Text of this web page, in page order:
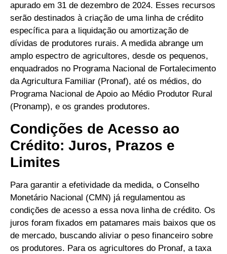
apurado em 31 de dezembro de 2024. Esses recursos
serão destinados à criação de uma linha de crédito
específica para a liquidação ou amortização de
dívidas de produtores rurais. A medida abrange um
amplo espectro de agricultores, desde os pequenos,
enquadrados no Programa Nacional de Fortalecimento
da Agricultura Familiar (Pronaf), até os médios, do
Programa Nacional de Apoio ao Médio Produtor Rural
(Pronamp), e os grandes produtores.
Condições de Acesso ao
Crédito: Juros, Prazos e
Limites
Para garantir a efetividade da medida, o Conselho
Monetário Nacional (CMN) já regulamentou as
condições de acesso a essa nova linha de crédito. Os
juros foram fixados em patamares mais baixos que os
de mercado, buscando aliviar o peso financeiro sobre
os produtores. Para os agricultores do Pronaf, a taxa